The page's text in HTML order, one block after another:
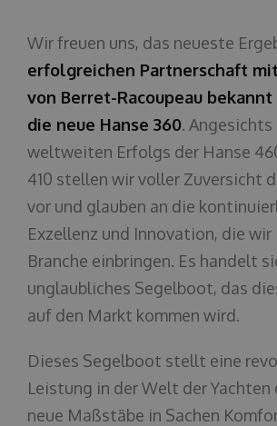
Wir freuen uns, das neueste
erfolgreichen Partnerschaft
von Berret-Racoupeau bekannt
die neue Hanse 360. Angesichts
weltweiten Erfolgs der Hanse
410 stellen wir voller Zuversicht
vor und glauben an die
Exzellenz und Innovation, die wir
Branche einbringen. Es handelt
unglaubliches Segelboot, das
auf den Markt kommen wird.
Dieses Segelboot stellt eine
Leistung in der Welt der
neue Maßstäbe in Sachen